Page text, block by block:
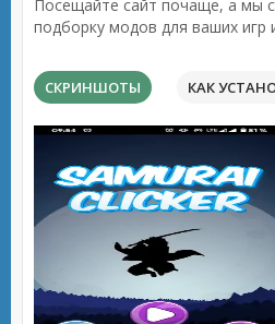
Посещайте сайт почаще, а мы
подборку модов для ваших игр
СКРИНШОТЫ КАК